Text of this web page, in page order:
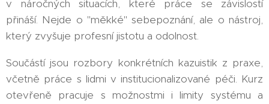
v náročných situacích, které práce se závislostí
přináší. Nejde o "měkké" sebepoznání, ale o nástroj,
který zvyšuje profesní jistotu a odolnost.
Součástí jsou rozbory konkrétních kazuistik z praxe,
včetně práce s lidmi v institucionalizované péči. Kurz
otevřeně pracuje s možnostmi i limity systému a